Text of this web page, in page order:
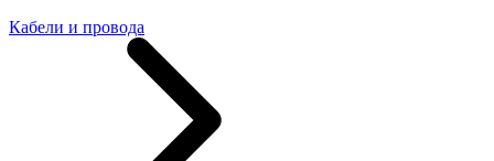
Кабели и провода